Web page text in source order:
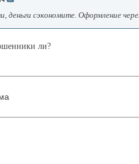
сэкономите. Оформление
ли?